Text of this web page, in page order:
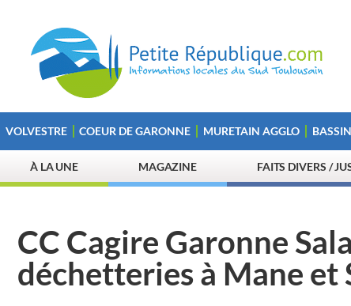
VOLVESTRE COEUR DE GARONNE MURETAIN AGGLO
À LA UNE MAGAZINE FAITS DIVERS /
CC Cagire Garonne
déchetteries à Mane